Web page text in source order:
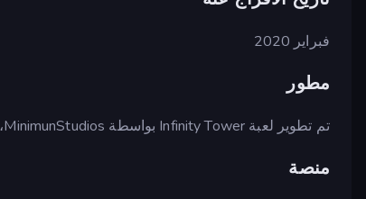
فبراير 2020
مطور
تم تطوير لعبة Infinity Tower بواسطة MinimunStudios، الذين قاموا أيضًا بتطوير لعبة نقر خاملة رائعة أخرى:
منصة